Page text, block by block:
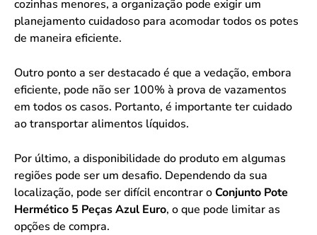
cozinhas menores, a organização pode exigir um
planejamento cuidadoso para acomodar todos os potes
de maneira eficiente.
Outro ponto a ser destacado é que a vedação, embora
eficiente, pode não ser 100% à prova de vazamentos
em todos os casos. Portanto, é importante ter cuidado
ao transportar alimentos líquidos.
Por último, a disponibilidade do produto em algumas
regiões pode ser um desafio. Dependendo da sua
localização, pode ser difícil encontrar oConjunto Pote
Hermético 5 Peças Azul Euro, o que pode limitar as
opções de compra.